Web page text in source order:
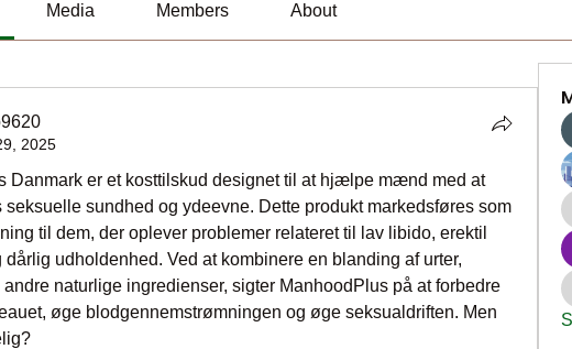
Media Members About
2025
Danmark er et kosttilskud designet til at hjælpe mænd med at
seksuelle sundhed og ydeevne. Dette produkt markedsføres som
til dem, der oplever problemer relateret til lav libido, erektil
dårlig udholdenhed. Ved at kombinere en blanding af urter,
naturlige ingredienser, sigter ManhoodPlus på at forbedre
øge blodgennemstrømningen og øge seksualdriften. Men